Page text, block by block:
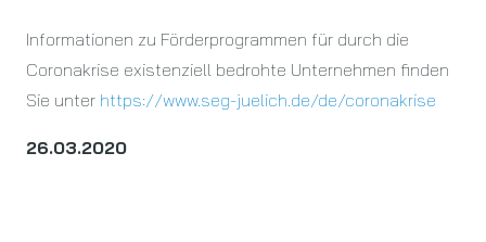
Informationen zu Förderprogrammen für durch die
Coronakrise existenziell bedrohte Unternehmen finden
Sie unter https://www.seg-juelich.de/de/coronakrise
26.03.2020